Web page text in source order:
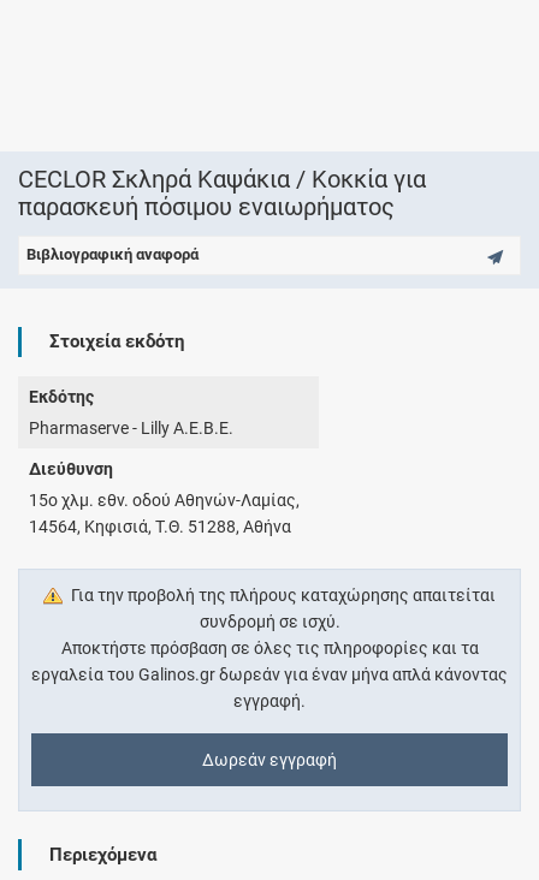
CECLOR Σκληρά Καψάκια / Κοκκία για
παρασκευή πόσιμου εναιωρήματος
Βιβλιογραφική αναφορά
Στοιχεία εκδότη
Εκδότης
Pharmaserve - Lilly Α.Ε.Β.Ε.
Διεύθυνση
15ο χλμ. εθν. οδού Αθηνών-Λαμίας,
14564, Κηφισιά, Τ.Θ. 51288, Αθήνα
Για την προβολή της πλήρους καταχώρησης απαιτείται
συνδρομή σε ισχύ.
Αποκτήστε πρόσβαση σε όλες τις πληροφορίες και τα
εργαλεία του Galinos.gr δωρεάν για έναν μήνα απλά κάνοντας
εγγραφή.
Δωρεάν εγγραφή
Περιεχόμενα